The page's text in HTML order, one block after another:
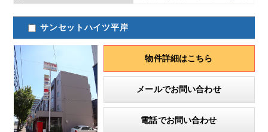
サンセットハイツ平岸
物件詳細はこちら
メールでお問い合わせ
電話でお問い合わせ